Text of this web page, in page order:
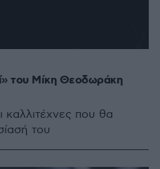
του Μίκη Θεοδωράκη
καλλιτέχνες που θα
του